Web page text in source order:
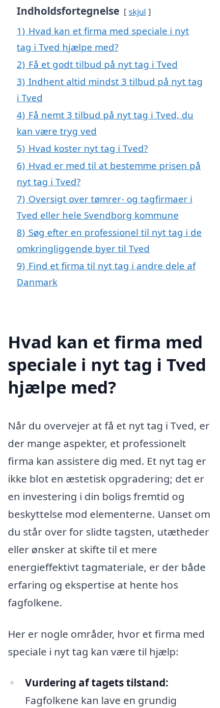
Indholdsfortegnelse skjul
1) Hvad kan et firma med speciale i nyt
tag i Tved hjælpe med?
2) Få et godt tilbud på nyt tag i Tved
3) Indhent altid mindst 3 tilbud på nyt tag
i Tved
4) Få nemt 3 tilbud på nyt tag i Tved, du
kan være tryg ved
5) Hvad koster nyt tag i Tved?
6) Hvad er med til at bestemme prisen på
nyt tag i Tved?
7) Oversigt over tømrer- og tagfirmaer i
Tved eller hele Svendborg kommune
8) Søg efter en professionel til nyt tag i de
omkringliggende byer til Tved
9) Find et firma til nyt tag i andre dele af
Danmark
Hvad kan et firma med
speciale i nyt tag i Tved
hjælpe med?
Når du overvejer at få et nyt tag i Tved, er
der mange aspekter, et professionelt
firma kan assistere dig med. Et nyt tag er
ikke blot en æstetisk opgradering; det er
en investering i din boligs fremtid og
beskyttelse mod elementerne. Uanset om
du står over for slidte tagsten, utætheder
eller ønsker at skifte til et mere
energieffektivt tagmateriale, er der både
erfaring og ekspertise at hente hos
fagfolkene.
Her er nogle områder, hvor et firma med
speciale i nyt tag kan være til hjælp:
Vurdering af tagets tilstand:
Fagfolkene kan lave en grundig